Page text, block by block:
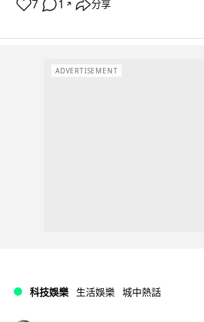
7 1 ↗ 分享
ADVERTISEMENT
科技娛樂 生活娛樂 城中熱話